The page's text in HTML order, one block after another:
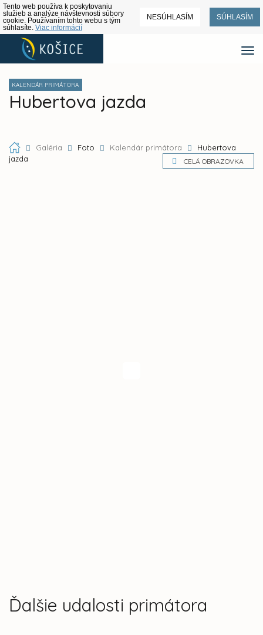
Tento web používa k poskytovaniu
služieb a analýze návštevnosti súbory
cookie. Používaním tohto webu s tým
súhlasíte. Viac informácií
NESÚHLASÍM SÚHLASÍM
KALENDÁR PRIMÁTORA
Hubertova jazda
Galéria Foto Kalendár primátora
Hubertova
jazda
CELÁ OBRAZOVKA
Ďalšie udalosti primátora